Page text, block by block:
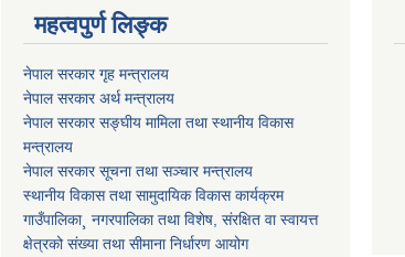
महत्वपुर्ण लिङ्क
नेपाल सरकार गृह मन्त्रालय
नेपाल सरकार अर्थ मन्त्रालय
नेपाल सरकार सङ्घीय मामिला तथा स्थानीय विकास
मन्त्रालय
नेपाल सरकार सूचना तथा सञ्चार मन्त्रालय
स्थानीय विकास तथा सामुदायिक विकास कार्यक्रम
गाउँपालिका¸ नगरपालिका तथा विशेष, संरक्षित वा स्वायत्त
क्षेत्रको संख्या तथा सीमाना निर्धारण आयोग